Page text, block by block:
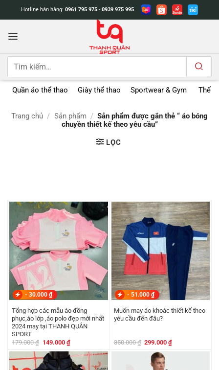
dung
Hotline bán hàng: 0961 795 975 - 0939 975 995
Tìm
Quần áo thể thao Giày thể thao Sportwear & Gym Thể
Trang chủ / Sản phẩm / Sản phẩm được gắn thẻ “ áo bóng
chuyền thiết kế theo yêu cầu”
LỌC
- 30.000 ₫
Tổng hợp các mẫu áo đồng
phục,áo lớp ,áo polo đẹp mới nhất
2024 may tại THANH QUÂN
SPORT
179.000₫ Giá
là:
179.000 ₫.
149.000 ₫Giá
hiện
tại
là:
149.000 ₫.
- 51.000 ₫
Muốn may áo khoác thiết kế theo
yêu cầu đến đâu?
350.000₫ Giá
là:
350.000 ₫.
299.000₫Giá